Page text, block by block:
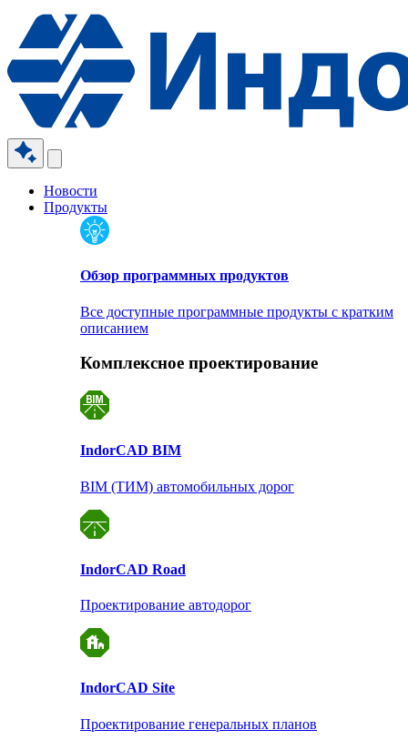
Новости
Продукты
Обзор программных продуктов
Все доступные программные продукты с кратким
описанием
Комплексное проектирование
IndorCAD BIM
BIM (ТИМ) автомобильных дорог
IndorCAD Road
Проектирование автодорог
IndorCAD Site
Проектирование генеральных планов